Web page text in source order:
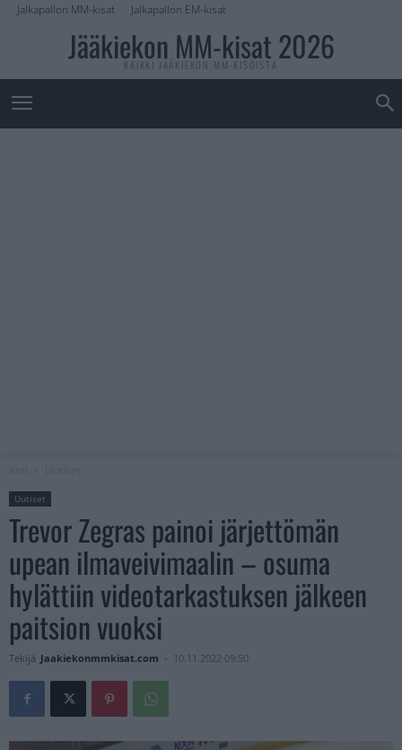
Jalkapallon MM-kisat Jalkapallon EM-kisat
Jääkiekon MM-kisat 2026
KAIKKI JÄÄKIEKON MM-KISOISTA
Uutiset
Trevor Zegras painoi järjettömän
upean ilmaveivimaalin – osuma
hylättiin videotarkastuksen jälkeen
paitsion vuoksi
Tekijä Jaakiekonmmkisat.com - 10.11.2022 09:50